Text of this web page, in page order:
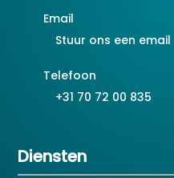
Email
Stuur ons een email
Telefoon
+31 70 72 00 835
Diensten